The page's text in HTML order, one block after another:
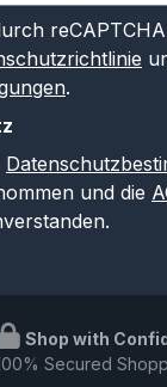
.
und die
Shop with
Secured